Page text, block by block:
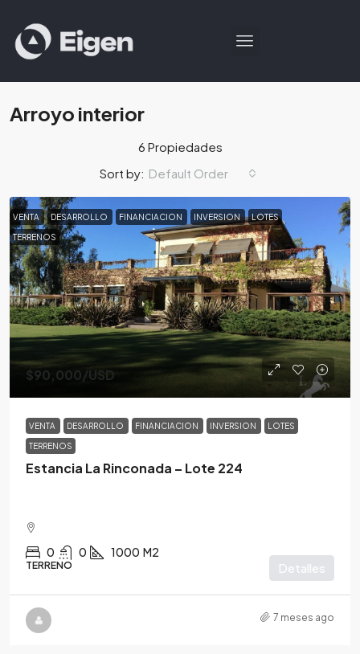
Arroyo interior
6 Propiedades
Sort by: Default Order
VENTA DESARROLLO FINANCIACION INVERSION LOTES
TERRENOS
$90,000/USD
VENTA DESARROLLO FINANCIACION INVERSION LOTES
TERRENOS
Estancia La Rinconada – Lote 224
0 0 1000 M2
TERRENO Detalles
7 meses ago